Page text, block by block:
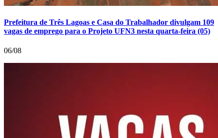
Prefeitura de Três Lagoas e Casa do Trabalhador divulgam 109
vagas de emprego para o Projeto UFN3 nesta quarta-feira (05)
06/08